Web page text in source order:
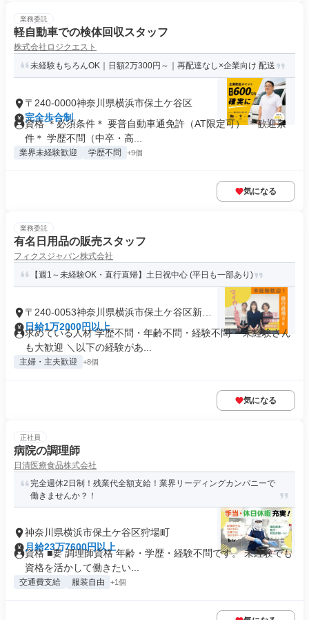
業務委託
軽自動車での検体回収スタッフ
株式会社ロジクエスト
未経験もちろんOK｜日額2万300円～｜再配達なし×企業向け 配送
〒240-0000神奈川県横浜市保土ケ谷区
完全歩合制
資格 ＊必須条件＊ 要普自動車通免許（AT限定可） ＊歓迎条
件＊ 学歴不問（中卒・高...
業界未経験歓迎 学歴不問 +9個
気になる
業務委託
有名日用品の販売スタッフ
フィクスジャパン株式会社
【週1～未経験OK・直行直帰】土日祝中心 (平日も一部あり)
〒240-0053神奈川県横浜市保土ケ谷区新井
町
日給1万2000円以上
求めている人材 学歴不問・年齢不問・経験不問 ＊未経験さん
も大歓迎 ＼以下の経験があ...
主婦・主夫歓迎 +8個
気になる
正社員
病院の調理師
日清医療食品株式会社
完全週休2日制！残業代全額支給！業界リーディングカンパニーで
働きませんか？！
神奈川県横浜市保土ケ谷区狩場町
月給23万7600円以上
資格 ■要 調理師資格 年齢・学歴・経験不問です。 未経験でも
資格を活かして働きたい...
交通費支給 服装自由 +1個